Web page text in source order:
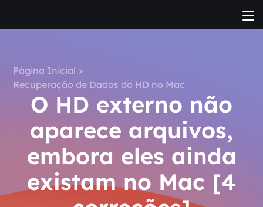
Página Inicial >
Recuperação de Dados do HD no Mac
O HD externo não
aparece arquivos,
embora eles ainda
existam no Mac [4